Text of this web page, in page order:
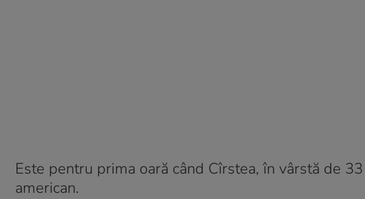
Este pentru prima oară când Cîrstea, în vârstă de
american.